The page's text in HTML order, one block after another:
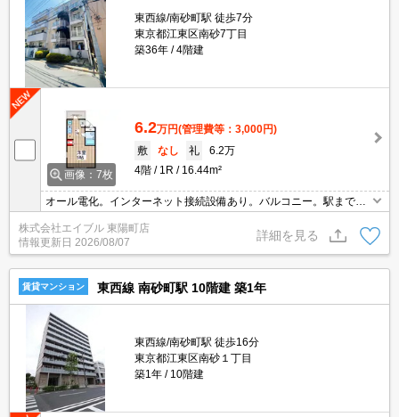
東西線/南砂町駅 徒歩7分
東京都江東区南砂7丁目
築36年
4階建
画像：7枚
6.2万円(管理費等：3,000円)
敷
なし 礼
6.2万
4階
1R 16.44m²
オール電化。インターネット接続設備あり。バルコニー。駅まで徒
歩5分圏内!。セブンイレブンへ112m。まいばすけっとへ172m。最
寄り駅まで徒歩5分！。過ごしやすい生活環境が整っています。
株式会社エイブル 東陽町店
情報更新日 2026/08/07
詳細を見る
賃貸マンション 東西線 南砂町駅 10階建 築1年
東西線/南砂町駅 徒歩16分
東京都江東区南砂１丁目
築1年
10階建